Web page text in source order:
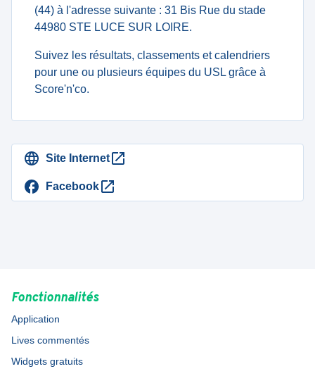
(44) à l'adresse suivante : 31 Bis Rue du stade
44980 STE LUCE SUR LOIRE.
Suivez les résultats, classements et calendriers
pour une ou plusieurs équipes du USL grâce à
Score'n'co.
Site Internet
Facebook
Fonctionnalités
Application
Lives commentés
Widgets gratuits